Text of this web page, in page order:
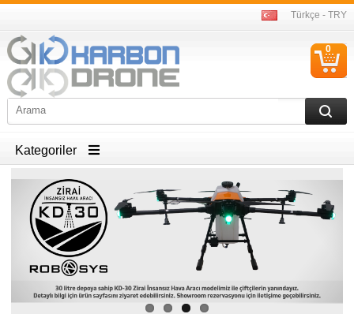
Türkçe - TRY
0
Kategoriler